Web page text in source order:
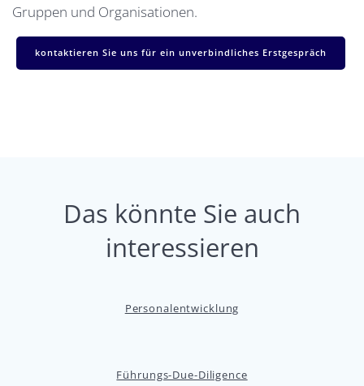
Gruppen und Organisationen.
kontaktieren Sie uns für ein unverbindliches Erstgespräch
Das könnte Sie auch
interessieren
Personalentwicklung
Führungs-Due-Diligence